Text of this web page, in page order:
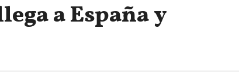
a España y